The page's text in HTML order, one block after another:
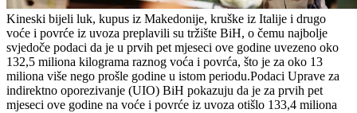
Kineski bijeli luk, kupus iz Makedonije, kruške iz Italije i drugo
voće i povrće iz uvoza preplavili su tržište BiH, o čemu najbolje
svjedoče podaci da je u prvih pet mjeseci ove godine uvezeno oko
132,5 miliona kilograma raznog voća i povrća, što je za oko 13
miliona više nego prošle godine u istom periodu.Podaci Uprave za
indirektno oporezivanje (UIO) BiH pokazuju da je za prvih pet
mjeseci ove godine na voće i povrće iz uvoza otišlo 133,4 miliona